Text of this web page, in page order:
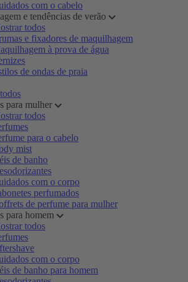
com o cabelo
e tendências de verão
todos
e fixadores de maquilhagem
à prova de água
de ondas de praia
para mulher
todos
para o cabelo
mist
de banho
com o corpo
perfumados
de perfume para mulher
para homem
todos
com o corpo
de banho para homem